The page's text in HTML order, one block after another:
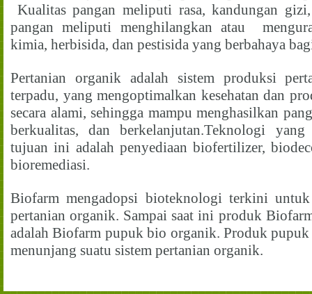
Kualitas pangan meliputi rasa, kandungan
pangan meliputi menghilangkan atau
kimia, herbisida, dan pestisida yang berbahaya
Pertanian organik adalah sistem produksi
terpadu, yang mengoptimalkan kesehatan dan
secara alami, sehingga mampu menghasilkan
berkualitas, dan berkelanjutan.Teknologi yang
tujuan ini adalah penyediaan biofertilizer,
bioremediasi.
Biofarm mengadopsi bioteknologi terkini untuk
pertanian organik. Sampai saat ini produk
adalah Biofarm pupuk bio organik. Produk
menunjang suatu sistem pertanian organik.